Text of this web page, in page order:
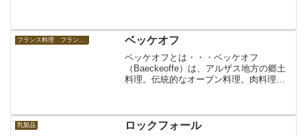
フランス料理 フランスの食べ物 ベッケオフ
ベッケオフとは・・・ベッケオフ
（Baeckeoffe）は、アルザス地方の郷土
料理。伝統的なオーブン料理。肉料理。
「パン屋のオ...
乳製品 ロックフォール